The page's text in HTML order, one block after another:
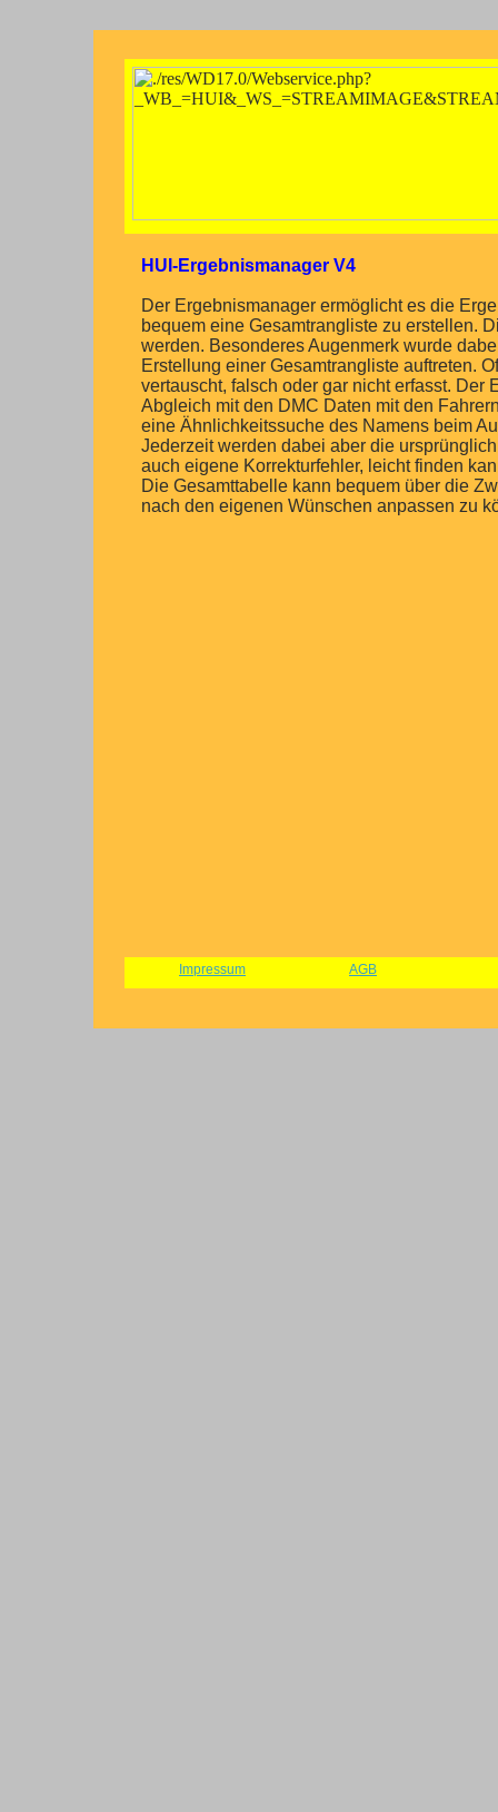
HUI-Ergebnismanager V4
Der Ergebnismanager ermöglicht es die
bequem eine Gesamtrangliste zu erstellen.
werden. Besonderes Augenmerk wurde
Erstellung einer Gesamtrangliste auftreten.
vertauscht, falsch oder gar nicht erfasst.
Abgleich mit den DMC Daten mit den
eine Ähnlichkeitssuche des Namens beim
Jederzeit werden dabei aber die
auch eigene Korrekturfehler, leicht finden
Die Gesamttabelle kann bequem über die
nach den eigenen Wünschen anpassen zu
Impressum AGB